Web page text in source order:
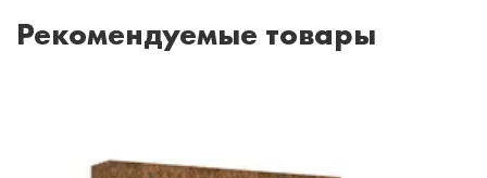
Рекомендуемые товары